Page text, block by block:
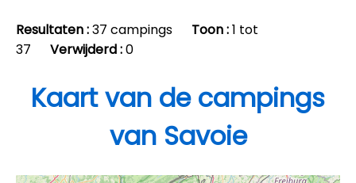
Resultaten :37 campings Toon :1 tot
37 Verwijderd :0
Kaart van de campings
van Savoie